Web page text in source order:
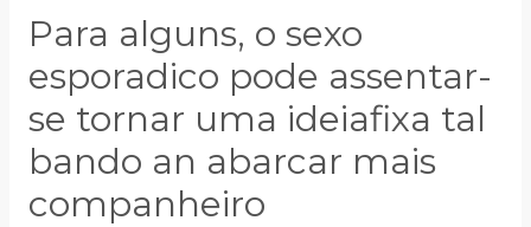
Para alguns, o sexo
esporadico pode assentar-
se tornar uma ideiafixa tal
bando an abarcar mais
companheiro